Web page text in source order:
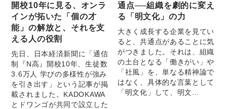
開校10年に見る、オンラ
インが拓いた「個の才
能」の解放と、それを支
える人の役割
先日、日本経済新聞に「通信
制『N高』開校10年、生徒数
3.6万人 学びの多様性が強み
を引き出す」という記事が掲
載されました。KADOKAWA
とドワンゴが共同で設立した
通点──組織を劇的に変え
る「明文化」の力
大きく成長する企業を見てい
ると、共通点があることに気
がつきました。それは、組織
の土台となる「働きがい」や
「社風」を、単なる精神論で
はなく、具体的な言葉として
「明文化」して、明文...